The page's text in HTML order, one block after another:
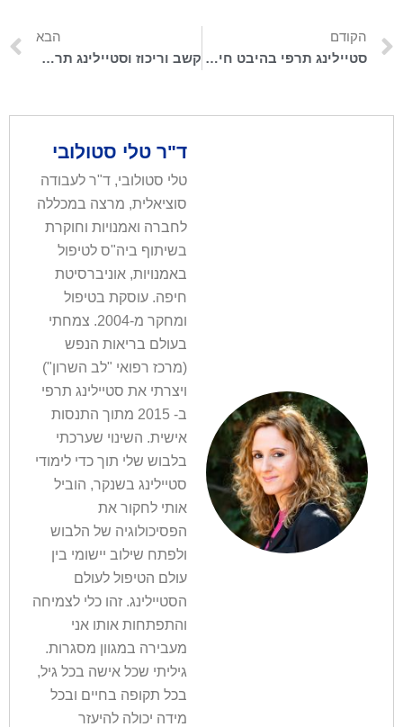
הקודם
סטיילינג תרפי בהיבט חינוכי – חדר המורות כמו מסלול דוגמנות
הבא
קשב וריכוז וסטיילינג תרפי – עם ד"ר שירלי הרשקו
ד"ר טלי סטולובי
טלי סטולובי, ד"ר לעבודה
סוציאלית, מרצה במכללה
לחברה ואמנויות וחוקרת
בשיתוף ביה"ס לטיפול
באמנויות, אוניברסיטת
חיפה. עוסקת בטיפול
ומחקר מ-2004. צמחתי
בעולם בריאות הנפש
(מרכז רפואי "לב השרון")
ויצרתי את סטיילינג תרפי
ב- 2015 מתוך התנסות
אישית. השינוי שערכתי
בלבוש שלי תוך כדי לימודי
סטיילינג בשנקר, הוביל
אותי לחקור את
הפסיכולוגיה של הלבוש
ולפתח שילוב יישומי בין
עולם הטיפול לעולם
הסטיילינג. זהו כלי לצמיחה
והתפתחות אותו אני
מעבירה במגוון מסגרות.
גיליתי שכל אישה בכל גיל,
בכל תקופה בחיים ובכל
מידה יכולה להיעזר